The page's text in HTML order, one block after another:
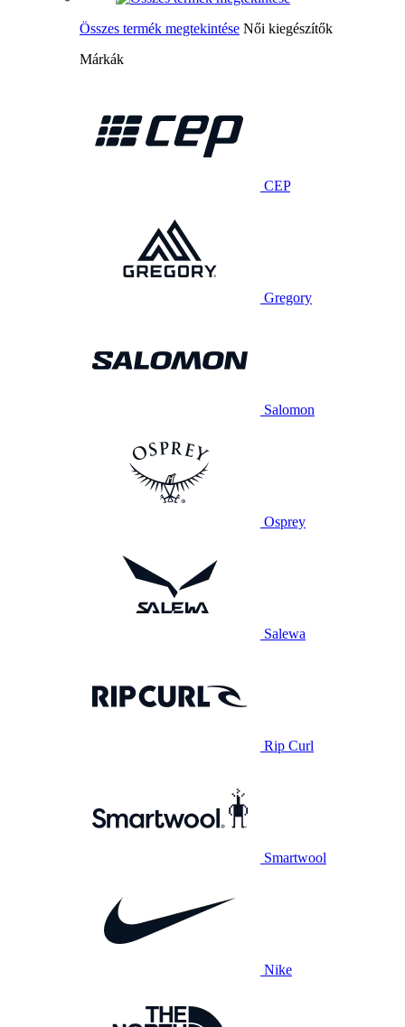
Összes termék megtekintése Női kiegészítők
Márkák
CEP
Gregory
Salomon
Osprey
Salewa
Rip Curl
Smartwool
Nike